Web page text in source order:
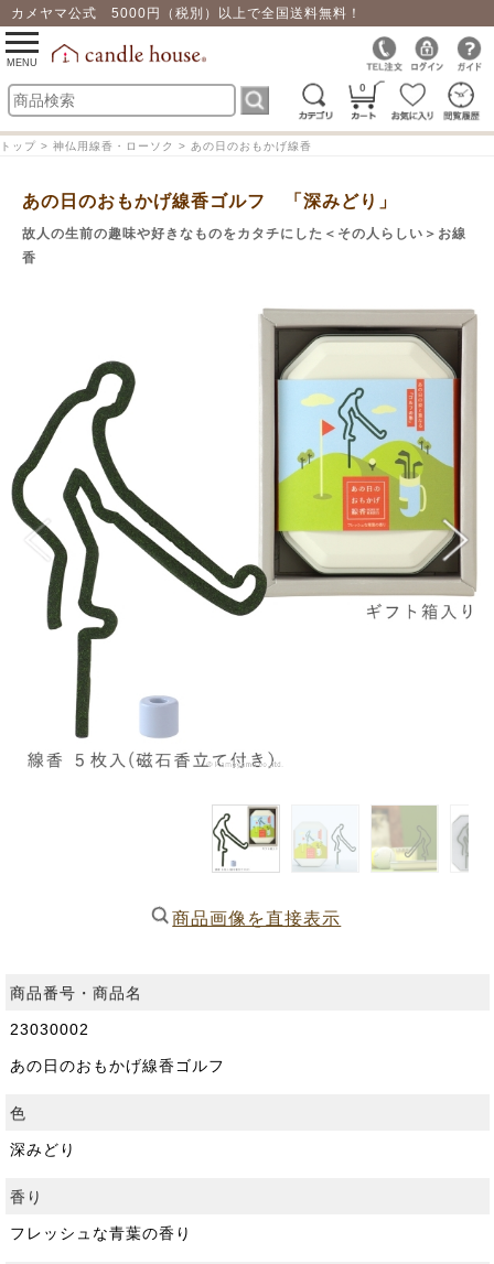
カメヤマ公式 5000円（税別）以上で全国送料無料！
0
toggle
navigation
MENU
トップ > 神仏用線香・ローソク > あの日のおもかげ線香
あの日のおもかげ線香ゴルフ 「深みどり」
故人の生前の趣味や好きなものをカタチにした＜その人らしい＞お線
香
商品画像を直接表示
商品番号・商品名
23030002
あの日のおもかげ線香ゴルフ
色
深みどり
香り
フレッシュな青葉の香り